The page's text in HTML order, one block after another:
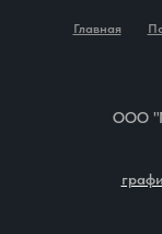
Главная
ООО